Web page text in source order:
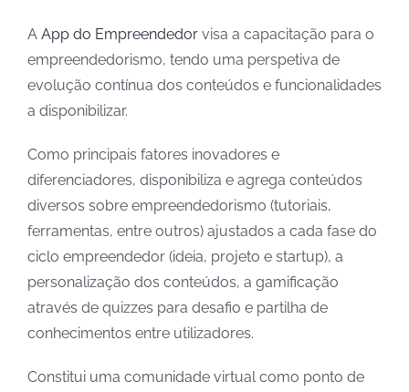
A App do Empreendedor visa a capacitação para o
empreendedorismo, tendo uma perspetiva de
evolução contínua dos conteúdos e funcionalidades
a disponibilizar.
Como principais fatores inovadores e
diferenciadores, disponibiliza e agrega conteúdos
diversos sobre empreendedorismo (tutoriais,
ferramentas, entre outros) ajustados a cada fase do
ciclo empreendedor (ideia, projeto e startup), a
personalização dos conteúdos, a gamificação
através de quizzes para desafio e partilha de
conhecimentos entre utilizadores.
Constitui uma comunidade virtual como ponto de